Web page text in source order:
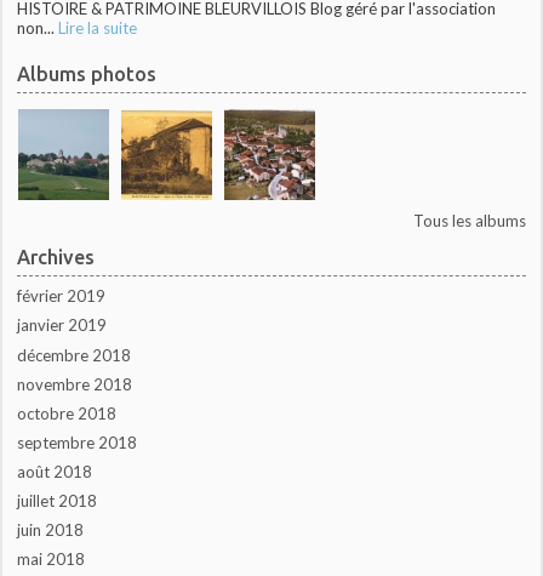
HISTOIRE & PATRIMOINE BLEURVILLOIS Blog géré par l'association
non... Lire la suite
Albums photos
Tous les albums
Archives
février 2019
janvier 2019
décembre 2018
novembre 2018
octobre 2018
septembre 2018
août 2018
juillet 2018
juin 2018
mai 2018